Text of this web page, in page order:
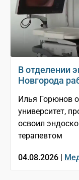
В отделении
Новгорода
Илья Горюнов
университет,
освоил
терапевтом
04.08.2026 |